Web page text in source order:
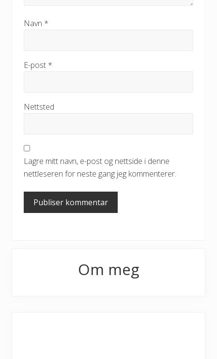
Navn *
E-post *
Nettsted
Lagre mitt navn, e-post og nettside i denne
nettleseren for neste gang jeg kommenterer.
Om meg